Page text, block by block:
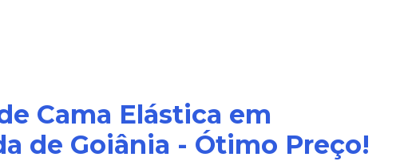
Cama Elástica em
de Goiânia - Ótimo Preço!